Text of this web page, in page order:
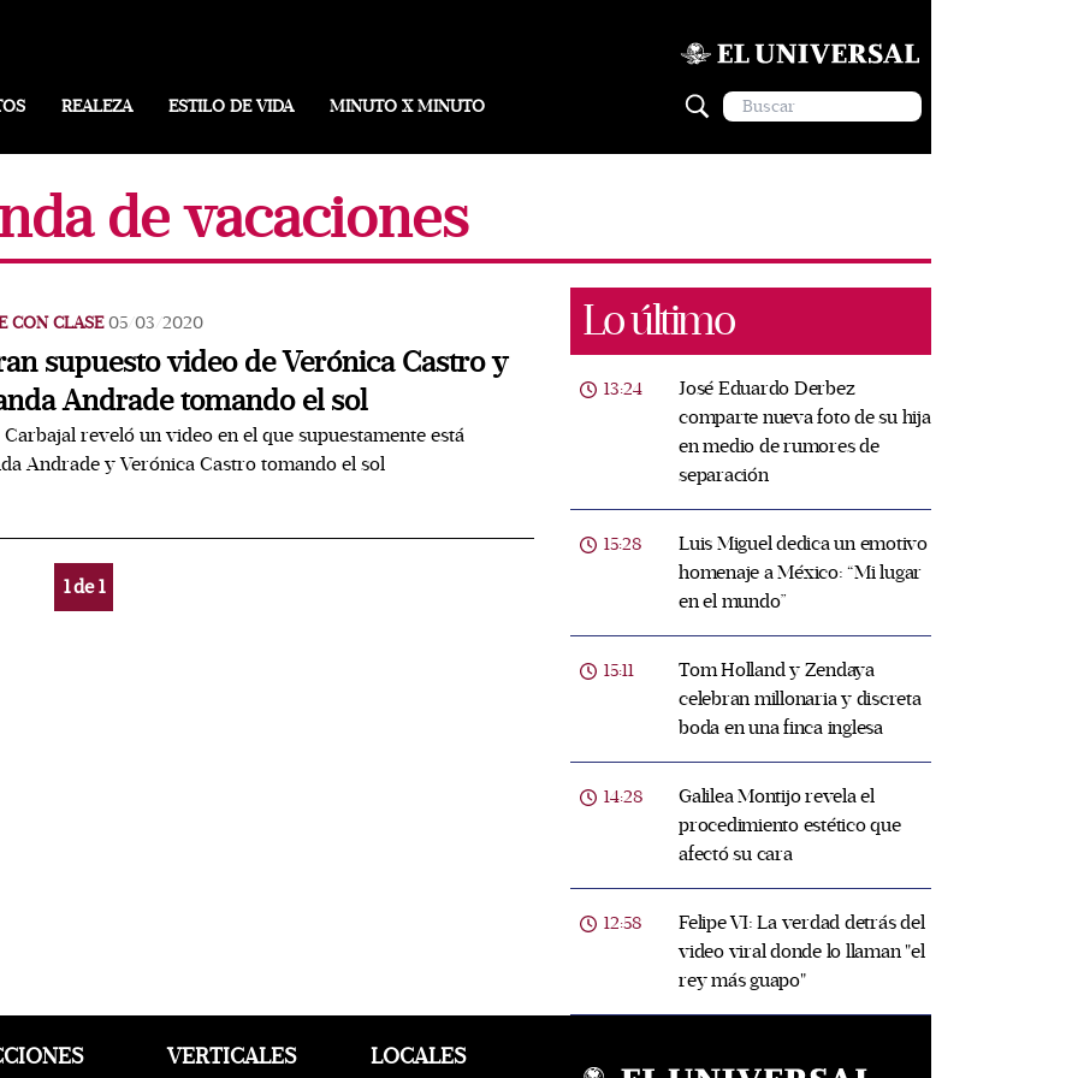
REALEZA ESTILO DE VIDA MINUTO X MINUTO
de vacaciones
CON CLASE 05/03/2020
supuesto video de Verónica Castro y
Andrade tomando el sol
Carbajal reveló un video en el que supuestamente está
Andrade y Verónica Castro tomando el sol
1de1
Lo último
13:24
José Eduardo Derbez
comparte nueva foto de su hija
en medio de rumores de
separación
15:28
Luis Miguel dedica un emotivo
homenaje a México: “Mi lugar
en el mundo”
15:11
Tom Holland y Zendaya
celebran millonaria y discreta
boda en una finca inglesa
14:28
Galilea Montijo revela el
procedimiento estético que
afectó su cara
12:58
Felipe VI: La verdad detrás del
video viral donde lo llaman "el
rey más guapo"
VERTICALES LOCALES